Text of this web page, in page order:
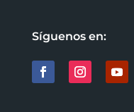
Síguenos en: